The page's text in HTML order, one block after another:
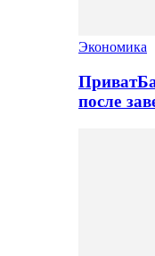
Экономика
после